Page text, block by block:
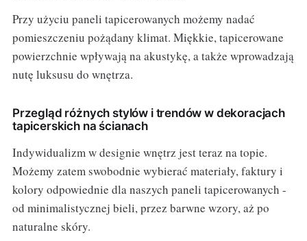
Przy użyciu paneli tapicerowanych możemy nadać
pomieszczeniu pożądany klimat. Miękkie, tapicerowane
powierzchnie wpływają na akustykę, a także wprowadzają
nutę luksusu do wnętrza.
Przegląd różnych stylów i trendów w dekoracjach
tapicerskich na ścianach
Indywidualizm w designie wnętrz jest teraz na topie.
Możemy zatem swobodnie wybierać materiały, faktury i
kolory odpowiednie dla naszych paneli tapicerowanych -
od minimalistycznej bieli, przez barwne wzory, aż po
naturalne skóry.